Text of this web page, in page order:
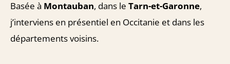
Basée à Montauban, dans le Tarn-et-Garonne,
j’interviens en présentiel en Occitanie et dans les
départements voisins.